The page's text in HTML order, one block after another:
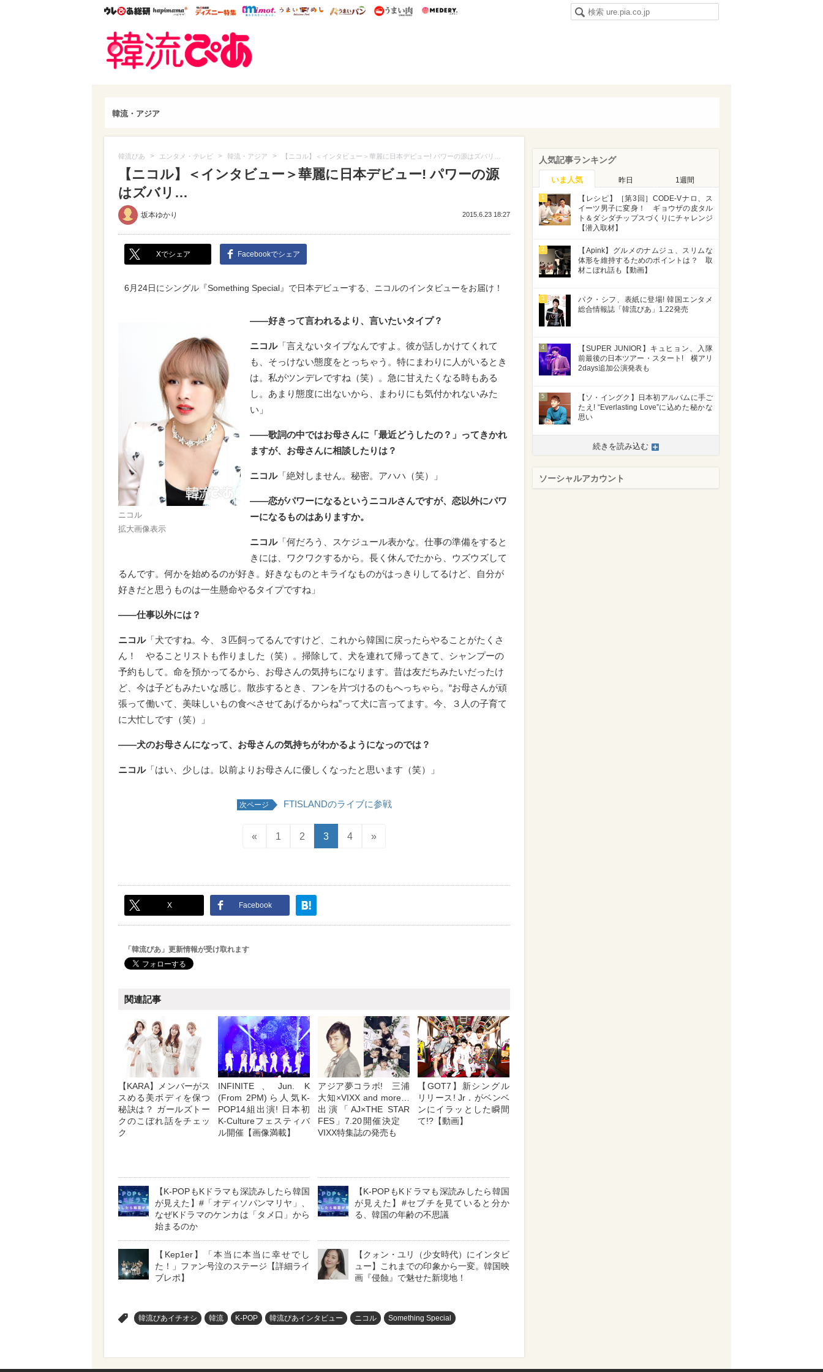
ウレぴあ総研ハピママ* ウレぴあ総研 ディズニー特集
mimot. うまいめし うまいパン うまい肉
韓流・アジア
韓流ぴあ > エンタメ・テレビ > 韓流・アジア > 【ニコル】＜インタビュー＞華麗に日本デビュー! パワーの源はズバリ…
【ニコル】＜インタビュー＞華麗に日本デビュー! パワーの源
はズバリ…
坂本ゆかり 2015.6.23 18:27
Xでシェア Facebookでシェア
6月24日にシングル『Something Special』で日本デビューする、ニコルのインタビューをお届け！
ニコル
拡大画像表示
――好きって言われるより、言いたいタイプ？
ニコル「言えないタイプなんですよ。彼が話しかけてくれて
も、そっけない態度をとっちゃう。特にまわりに人がいるとき
は。私がツンデレですね（笑）。急に甘えたくなる時もある
し。あまり態度に出ないから、まわりにも気付かれないみた
い」
――歌詞の中ではお母さんに「最近どうしたの？」ってきかれ
ますが、お母さんに相談したりは？
ニコル「絶対しません。秘密。アハハ（笑）」
――恋がパワーになるというニコルさんですが、恋以外にパワ
ーになるものはありますか。
ニコル「何だろう、スケジュール表かな。仕事の準備をすると
きには、ワクワクするから。長く休んでたから、ウズウズして
るんです。何かを始めるのが好き。好きなものとキライなものがはっきりしてるけど、自分が
好きだと思うものは一生懸命やるタイプですね」
――仕事以外には？
ニコル「犬ですね。今、３匹飼ってるんですけど、これから韓国に戻ったらやることがたくさ
ん！ やることリストも作りました（笑）。掃除して、犬を連れて帰ってきて、シャンプーの
予約もして。命を預かってるから、お母さんの気持ちになります。昔は友だちみたいだったけ
ど、今は子どもみたいな感じ。散歩するとき、フンを片づけるのもへっちゃら。“お母さんが頑
張って働いて、美味しいもの食べさせてあげるからね”って犬に言ってます。今、３人の子育て
に大忙しです（笑）」
――犬のお母さんになって、お母さんの気持ちがわかるようになっのでは？
ニコル「はい、少しは。以前よりお母さんに優しくなったと思います（笑）」
次ページ FTISLANDのライブに参戦
« 1 2 3 4 »
X Facebook
「韓流ぴあ」更新情報が受け取れます
関連記事
【KARA】メンバーがス
スめる美ボディを保つ
秘訣は？ ガールズトー
クのこぼれ話をチェッ
ク
INFINITE、Jun. K
(From 2PM)ら人気K-
POP14組出演! 日本初
K-Cultureフェスティバ
ル開催【画像満載】
アジア夢コラボ! 三浦
大知×VIXX and more…
出演「AJ×THE STAR
FES」7.20開催決定
VIXX特集誌の発売も
【GOT7】新シングル
リリース! Jr．がベンベ
ンにイラッとした瞬間
て!?【動画】
【K-POPもKドラマも深読みしたら韓国
が見えた】#「オディソパンマリヤ」、
なぜKドラマのケンカは「タメ口」から
始まるのか
【K-POPもKドラマも深読みしたら韓国
が見えた】#セブチを見ていると分か
る、韓国の年齢の不思議
【Kep1er】「本当に本当に幸せでし
た！」ファン号泣のステージ【詳細ライ
ブレポ】
【クォン・ユリ（少女時代）にインタビ
ュー】これまでの印象から一変。韓国映
画『侵蝕』で魅せた新境地！
韓流ぴあイチオシ 韓流 K-POP 韓流ぴあインタビュー ニコル Something Special
人気記事ランキング
いま人気 昨日 1週間
1
【レシピ】［第3回］CODE-Vナロ、ス
イーツ男子に変身！ ギョウザの皮タル
ト＆ダシダチップスづくりにチャレンジ
【潜入取材】
2
【Apink】グルメのナムジュ、スリムな
体形を維持するためのポイントは？ 取
材こぼれ話も【動画】
3
パク・シフ、表紙に登場! 韓国エンタメ
総合情報誌「韓流ぴあ」1.22発売
4
【SUPER JUNIOR】キュヒョン、入隊
前最後の日本ツアー・スタート! 横アリ
2days追加公演発表も
5
【ソ・イングク】日本初アルバムに手ご
たえ! “Everlasting Love”に込めた秘かな
思い
続きを読み込む
ソーシャルアカウント